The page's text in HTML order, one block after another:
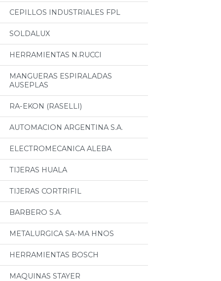
CEPILLOS INDUSTRIALES FPL
SOLDALUX
HERRAMIENTAS N.RUCCI
MANGUERAS ESPIRALADAS
AUSEPLAS
RA-EKON (RASELLI)
AUTOMACION ARGENTINA S.A.
ELECTROMECANICA ALEBA
TIJERAS HUALA
TIJERAS CORTRIFIL
BARBERO S.A.
METALURGICA SA-MA HNOS
HERRAMIENTAS BOSCH
MAQUINAS STAYER